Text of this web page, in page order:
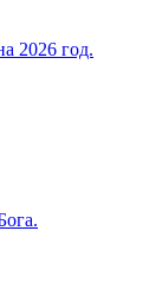
2026 год.